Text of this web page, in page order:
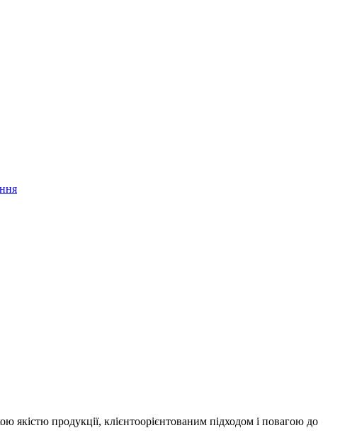
якістю продукції, клієнтоорієнтованим підходом і повагою до